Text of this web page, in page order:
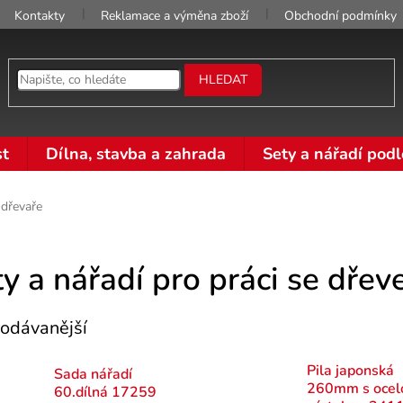
Kontakty Reklamace a výměna zboží Obchodní podmínky
HLEDAT
Dílna, stavba a zahrada Sety a nářadí
a nářadí pro práci se
Sada nářadí
60.dílná 17259
Pila japonská
260mm s